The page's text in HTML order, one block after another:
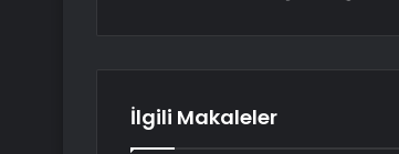
İlgili Makaleler